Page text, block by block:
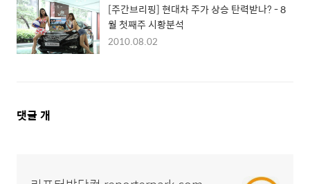
[주간브리핑] 현대차 주가 상승 탄력받나? - 8
월 첫째주 시황분석
2010.08.02
댓
댓글 개